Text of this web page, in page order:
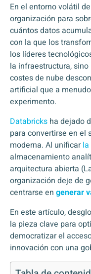
En el entorno volátil
organización para
cuántos datos
con la que los
los líderes
la infraestructura,
costes de nube
artificial que a
experimento.
Databricks ha dejado
para convertirse en el
moderna. Al unificar
almacenamiento
arquitectura abierta
organización deje de
centrarse en generar
En este artículo,
la pieza clave para
democratizar el
innovación con una